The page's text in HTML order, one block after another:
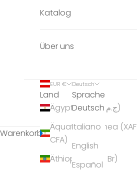
Katalog
Über uns
EUR €
Land
Ägypten (EGP ج.م)
Äquatorialguinea (XAF
CFA)
Äthiopien (ETB Br)
Deutsch
Sprache
Deutsch
Italiano
English
Español
Warenkorb